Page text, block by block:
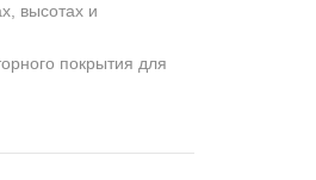
высотах и
покрытия для